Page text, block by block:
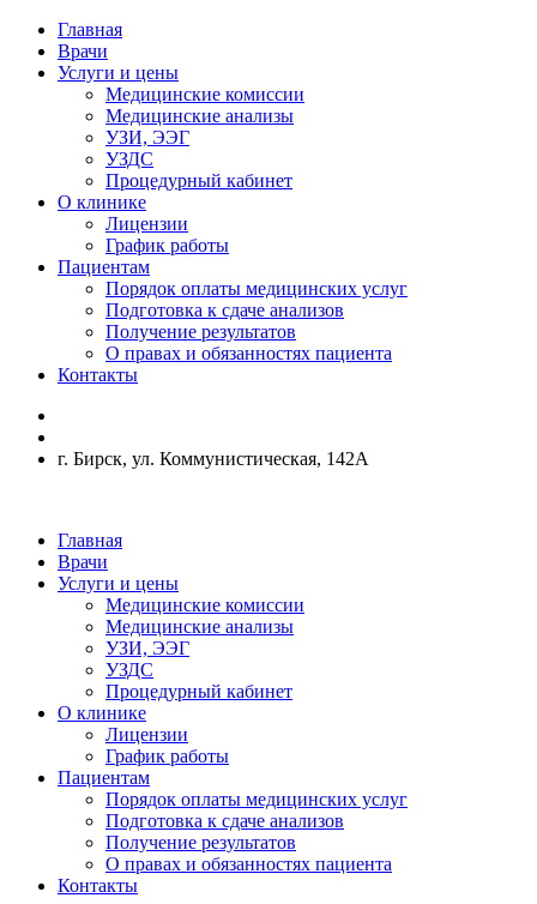
Главная
Врачи
Услуги и цены
Медицинские комиссии
Медицинские анализы
УЗИ, ЭЭГ
УЗДС
Процедурный кабинет
О клинике
Лицензии
График работы
Пациентам
Порядок оплаты медицинских услуг
Подготовка к сдаче анализов
Получение результатов
О правах и обязанностях пациента
Контакты
г. Бирск, ул. Коммунистическая, 142А
Главная
Врачи
Услуги и цены
Медицинские комиссии
Медицинские анализы
УЗИ, ЭЭГ
УЗДС
Процедурный кабинет
О клинике
Лицензии
График работы
Пациентам
Порядок оплаты медицинских услуг
Подготовка к сдаче анализов
Получение результатов
О правах и обязанностях пациента
Контакты